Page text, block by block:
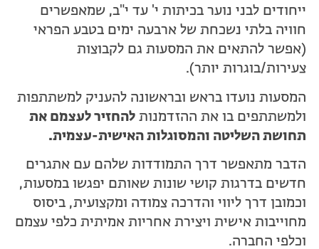
ייחודים לבני נוער בכיתות י' עד י"ב, שמאפשרים
חוויה בלתי נשכחת של ארבעה ימים בטבע הפראי
(אפשר להתאים את המסעות גם לקבוצות
צעירות/בוגרות יותר).
המסעות נועדו בראש ובראשונה להעניק למשתתפות
ולמשתתפים בו את ההזדמנותלהחזיר לעצמם את
תחושת השליטה והמסוגלות האישית-עצמית.
הדבר מתאפשר דרך התמודדות שלהם עם אתגרים
חדשים בדרגות קושי שונות שאותם יפגשו במסעות,
וכמובן דרך ליווי והדרכה צמודה ומקצועית, ביסוס
מחוייבות אישית ויצירת אחריות אמיתית כלפי עצמם
וכלפי החברה.